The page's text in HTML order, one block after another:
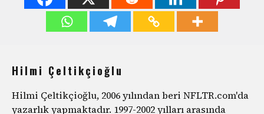
Hilmi Çeltikçioğlu
Hilmi Çeltikçioğlu, 2006 yılından beri NFLTR.com'da
yazarlık yapmaktadır. 1997-2002 yılları arasında